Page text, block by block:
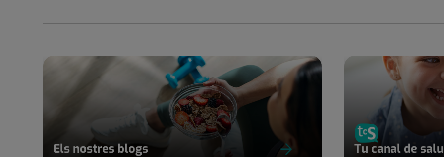
Els nostres blogs Tu canal de